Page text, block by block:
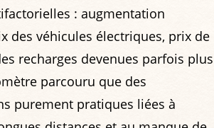
: augmentation
des véhicules électriques, prix de
recharges devenues parfois plus
parcouru que des
purement pratiques liées à